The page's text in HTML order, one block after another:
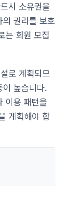
시 소유권을
권리를 보호
는 회원 모집
로 계획되므
높습니다.
이용 패턴을
계획해야 합